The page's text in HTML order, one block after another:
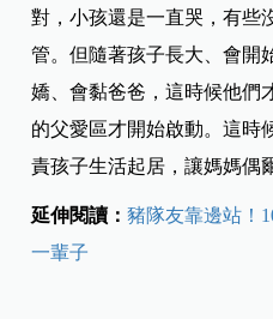
對，小孩還是一直哭，有些
管。但隨著孩子長大、會開
嬌、會黏爸爸，這時候他們
的父愛區才開始啟動。這時
責孩子生活起居，讓媽媽偶
延伸閱讀：豬隊友靠邊站！
一輩子